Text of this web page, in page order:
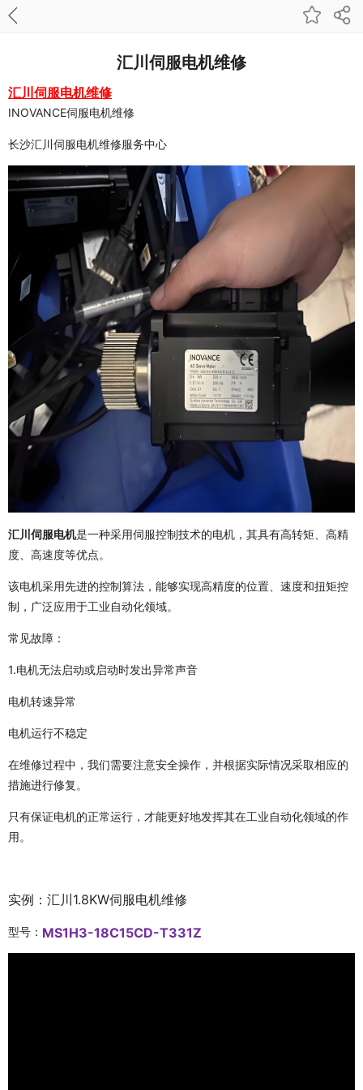
汇川伺服电机维修
汇川伺服电机维修
INOVANCE伺服电机维修
长沙汇川伺服电机维修服务中心
汇川伺服电机是一种采用伺服控制技术的电机，其具有高转矩、高精
度、高速度等优点。
该电机采用先进的控制算法，能够实现高精度的位置、速度和扭矩控
制，广泛应用于工业自动化领域。
常见故障：
1.电机无法启动或启动时发出异常声音
电机转速异常
电机运行不稳定
在维修过程中，我们需要注意安全操作，并根据实际情况采取相应的
措施进行修复。
只有保证电机的正常运行，才能更好地发挥其在工业自动化领域的作
用。
实例：汇川1.8KW伺服电机维修
型号： MS1H3-18C15CD-T331Z